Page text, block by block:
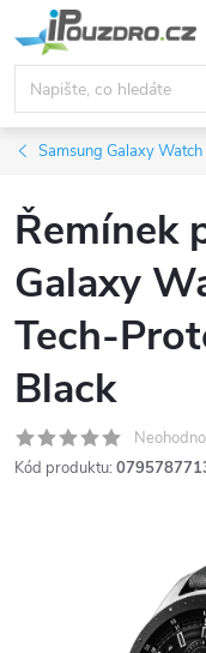
na
obsah
Samsung Galaxy
Řemínek
Galaxy
Tech-
Black
Kód produktu: